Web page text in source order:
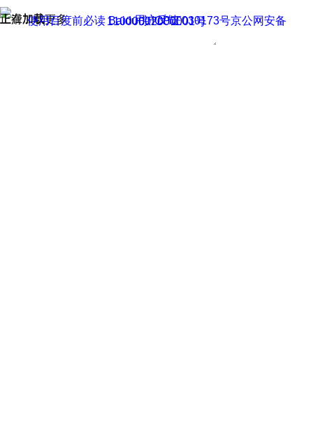
正在加载
上滑加载更多 用户反馈
使用百度前必读 Baidu 京ICP证030173号
京公网安备11000002000001号